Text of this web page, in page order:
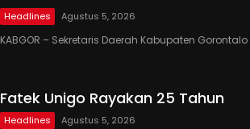
Headlines Agustus 5, 2026
KABGOR – Sekretaris Daerah Kabupaten
Fatek Unigo Rayakan 25 Tahun
Headlines Agustus 5, 2026